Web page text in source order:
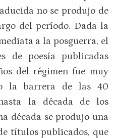
no se produjo de
del período. Dada la
a la posguerra, el
de poesía publicadas
del régimen fue muy
la barrera de las 40
la década de los
década se produjo una
títulos publicados, que